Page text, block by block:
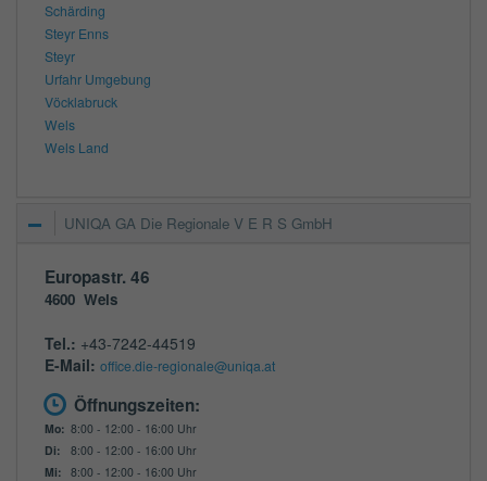
Schärding
Steyr Enns
Steyr
Urfahr Umgebung
Vöcklabruck
Wels
Wels Land
UNIQA GA Die Regionale V E R S GmbH
Europastr. 46
4600 Wels
Tel.: +43-7242-44519
E-Mail: office.die-regionale@uniqa.at
Öffnungszeiten:
Mo: 8:00 - 12:00 - 16:00 Uhr
Di:
8:00 - 12:00 - 16:00 Uhr
Mi: 8:00 - 12:00 - 16:00 Uhr